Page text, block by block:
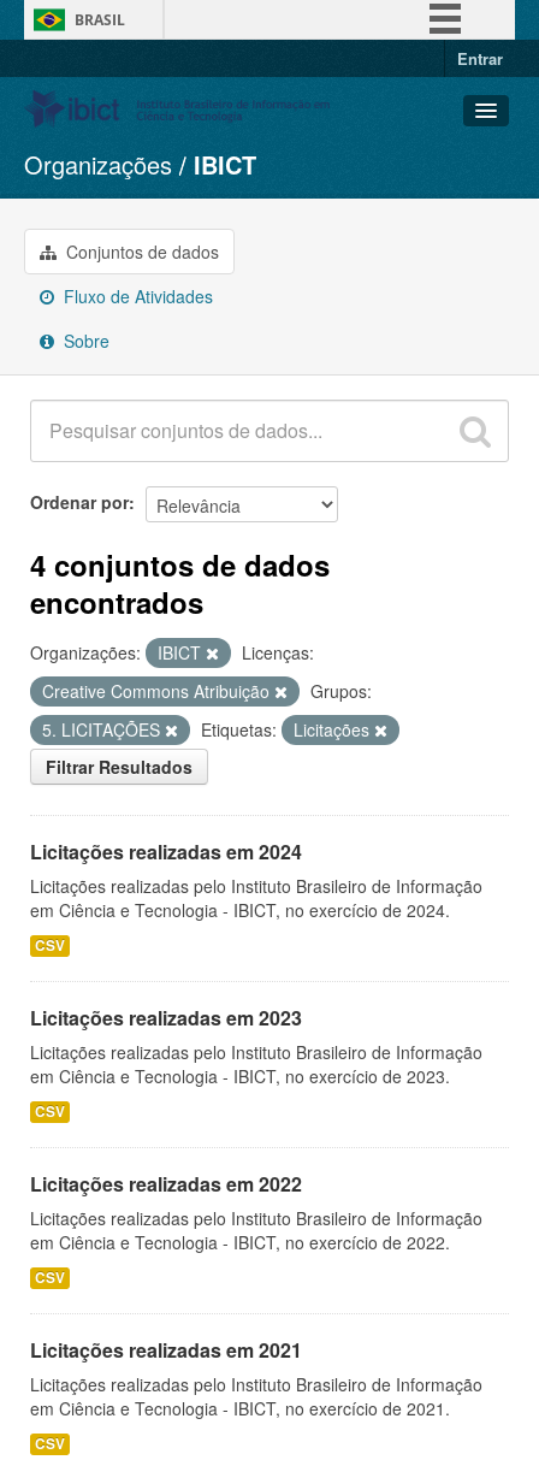
BRASIL
Entrar
Conjuntos de dados
Organizações
Grupos
Sobre
Organizações IBICT
Conjuntos de dados
Fluxo de Atividades
Sobre
Ordenar por
4 conjuntos de dados
encontrados
Organizações: IBICT
Licenças:
Creative Commons Atribuição
Grupos:
5. LICITAÇÕES
Etiquetas:
Licitações
Filtrar Resultados
Licitações realizadas em 2024
Licitações realizadas pelo Instituto Brasileiro de Informação
em Ciência e Tecnologia - IBICT, no exercício de 2024.
CSV
Licitações realizadas em 2023
Licitações realizadas pelo Instituto Brasileiro de Informação
em Ciência e Tecnologia - IBICT, no exercício de 2023.
CSV
Licitações realizadas em 2022
Licitações realizadas pelo Instituto Brasileiro de Informação
em Ciência e Tecnologia - IBICT, no exercício de 2022.
CSV
Licitações realizadas em 2021
Licitações realizadas pelo Instituto Brasileiro de Informação
em Ciência e Tecnologia - IBICT, no exercício de 2021.
CSV